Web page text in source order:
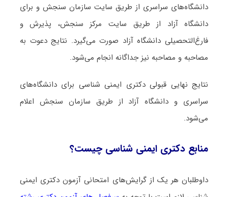
دانشگاه‌های سراسری از طریق سایت سازمان سنجش و برای
دانشگاه آزاد از طریق سایت مرکز سنجش، پذیرش و
فارغ‌التحصیلی دانشگاه آزاد صورت می‌گیرد. نتایج دعوت به
مصاحبه و مصاحبه نیز جداگانه انجام می‌شود.
نتایج نهایی قبولی دکتری ایمنی شناسی برای دانشگاه‌های
سراسری و دانشگاه آزاد از طریق سازمان سنجش اعلام
می‌شود.
منابع دکتری ایمنی شناسی چیست؟
داوطلبان هر یک از گرایش‌های امتحانی آزمون دکتری ایمنی